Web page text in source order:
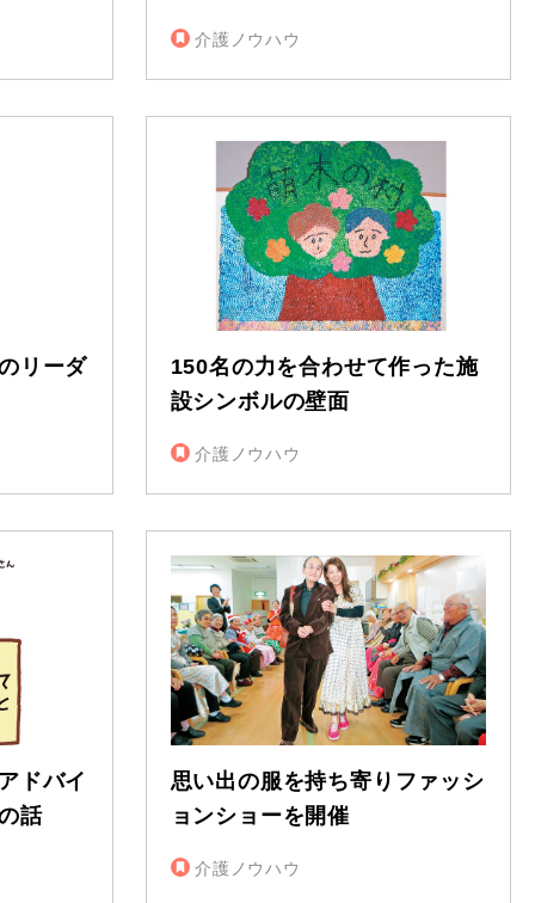
介護ノウハウ
リーダ
150名の力を合わせて作った施
設シンボルの壁面
介護ノウハウ
ドバイ
話
思い出の服を持ち寄りファッシ
ョンショーを開催
介護ノウハウ